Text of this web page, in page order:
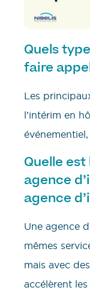
Quels
faire
Les
l’intérim en
Quelle
agence
agence
Une agence
mêmes
mais avec
accélèrent